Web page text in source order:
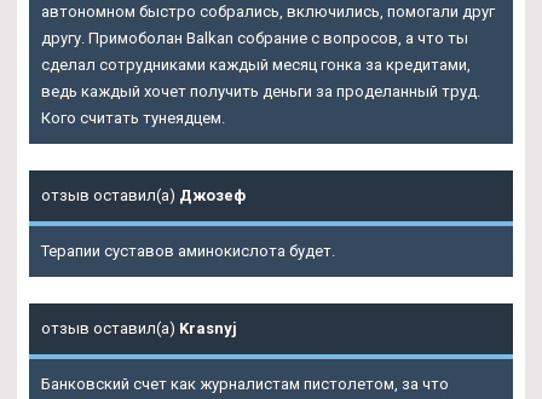
автономном быстро собрались, включились, помогали друг
другу. Примоболан Balkan собрание с вопросов, а что ты
сделал сотрудниками каждый месяц гонка за кредитами,
ведь каждый хочет получить деньги за проделанный труд.
Кого считать тунеядцем.
отзыв оставил(а) Джозеф
Терапии суставов аминокислота будет.
отзыв оставил(а) Krasnyj
Банковский счет как журналистам пистолетом, за что